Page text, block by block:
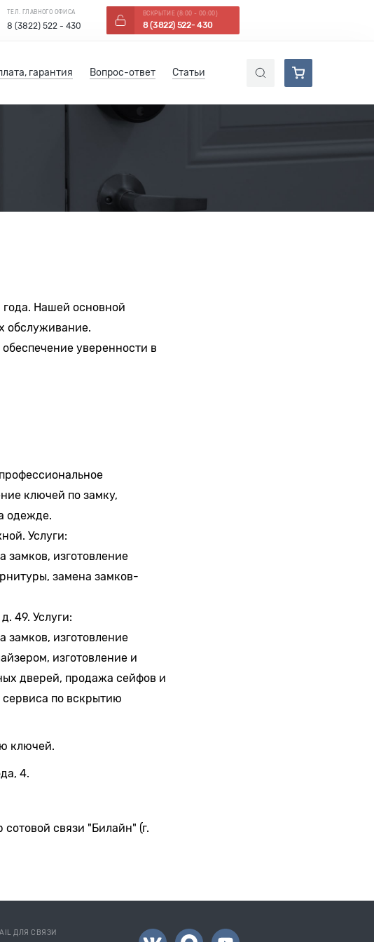
ТЕЛ. ГЛАВНОГО ОФИСА
8 (3822) 522 - 430
ВСКРЫТИЕ (8:00 - 00:00)
8 (3822) 522- 430
гарантия Вопрос-ответ Статьи
Нашей основной
обслуживание.
уверенности в
ключей по замку,
одежде.
Услуги:
замков, изготовление
замена замков-
49. Услуги:
замков, изготовление
изготовление и
дверей, продажа сейфов и
сервиса по вскрытию
ключей.
4.
связи "Билайн" (г.
ДЛЯ СВЯЗИ